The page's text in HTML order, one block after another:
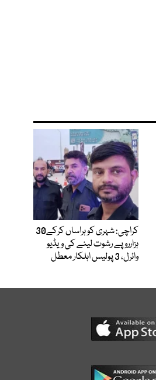
کراچی: شہری کو ہراساں کرکے30
ہزارروپے رشوت لینے کی ویڈیو
وائرل، 3 پولیس اہلکار معطل